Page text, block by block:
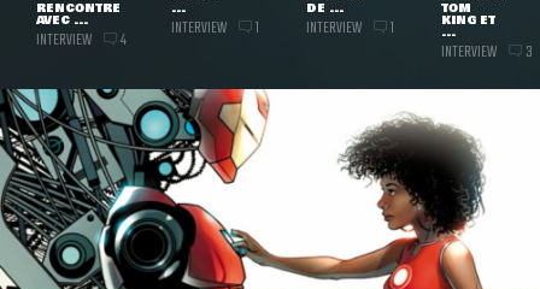
RENCONTRE
AVEC ...
INTERVIEW 4
...
INTERVIEW 1
DE ...
INTERVIEW 1
TOM
KING ET
...
INTERVIEW 3